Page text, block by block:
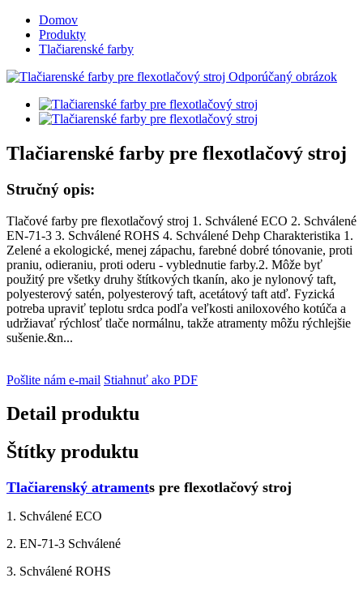
Domov
Produkty
Tlačiarenské farby
Tlačiarenské farby pre flexotlačový stroj
Stručný opis:
Tlačové farby pre flexotlačový stroj 1. Schválené ECO 2. Schválené
EN-71-3 3. Schválené ROHS 4. Schválené Dehp Charakteristika 1.
Zelené a ekologické, menej zápachu, farebné dobré tónovanie, proti
praniu, odieraniu, proti oderu - vyblednutie farby.2. Môže byť
použitý pre všetky druhy štítkových tkanín, ako je nylonový taft,
polyesterový satén, polyesterový taft, acetátový taft atď. Fyzická
potreba upraviť teplotu srdca podľa veľkosti aniloxového kotúča a
udržiavať rýchlosť tlače normálnu, takže atramenty môžu rýchlejšie
sušenie.&n...
Pošlite nám e-mail Stiahnuť ako PDF
Detail produktu
Štítky produktu
Tlačiarenský atraments pre flexotlačový stroj
1. Schválené ECO
2. EN-71-3 Schválené
3. Schválené ROHS